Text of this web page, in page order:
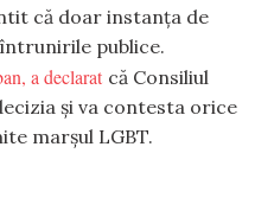
că doar instanța de
publice.
a declarat că Consiliul
și va contesta orice
marșul LGBT.